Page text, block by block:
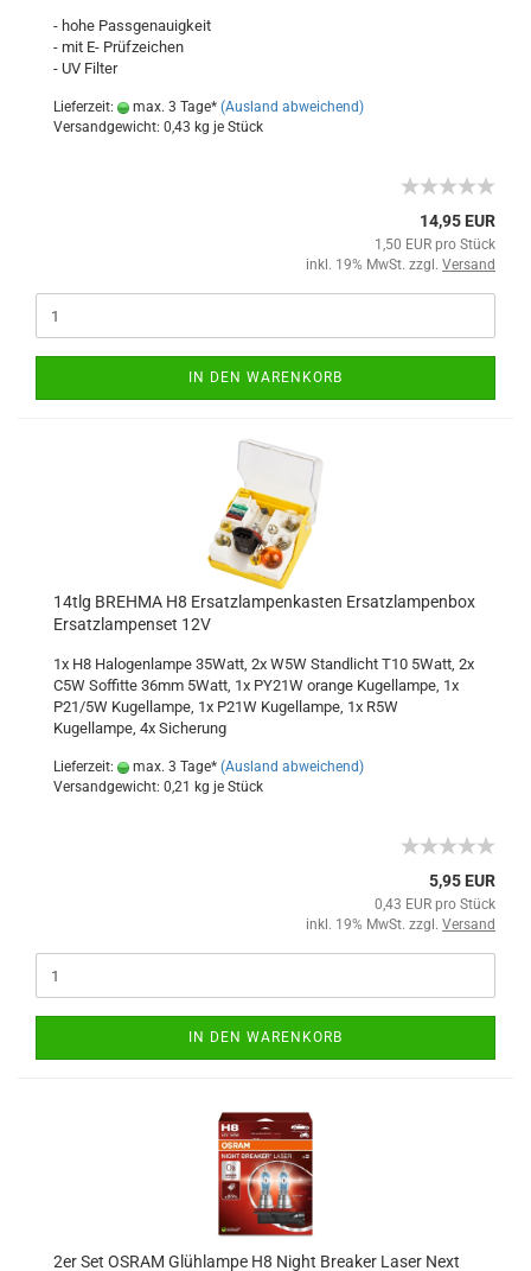
- hohe Passgenauigkeit
- mit E- Prüfzeichen
- UV Filter
Lieferzeit: max. 3 Tage* (Ausland abweichend)
Versandgewicht: 0,43 kg je Stück
14,95 EUR
1,50 EUR pro Stück
inkl. 19% MwSt. zzgl. Versand
IN DEN WARENKORB
14tlg BREHMA H8 Ersatzlampenkasten Ersatzlampenbox
Ersatzlampenset 12V
1x H8 Halogenlampe 35Watt, 2x W5W Standlicht T10 5Watt, 2x
C5W Soffitte 36mm 5Watt, 1x PY21W orange Kugellampe, 1x
P21/5W Kugellampe, 1x P21W Kugellampe, 1x R5W
Kugellampe, 4x Sicherung
Lieferzeit: max. 3 Tage* (Ausland abweichend)
Versandgewicht: 0,21 kg je Stück
5,95 EUR
0,43 EUR pro Stück
inkl. 19% MwSt. zzgl. Versand
IN DEN WARENKORB
2er Set OSRAM Glühlampe H8 Night Breaker Laser Next